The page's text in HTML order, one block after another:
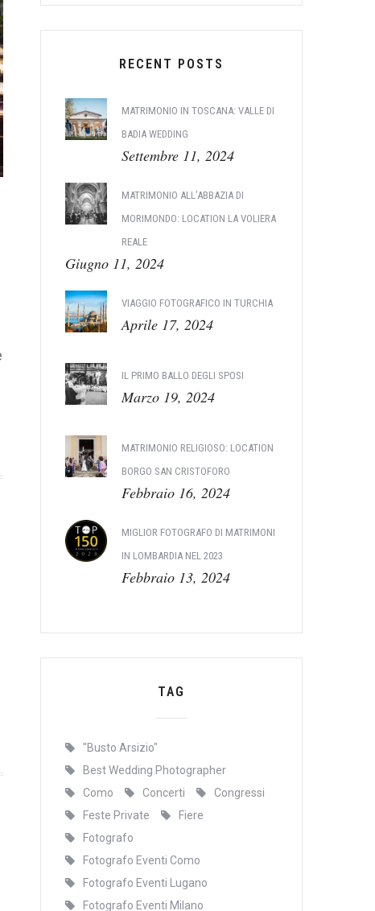
RECENT POSTS
MATRIMONIO IN TOSCANA: VALLE DI
BADIA WEDDING
Settembre 11, 2024
MATRIMONIO ALL’ABBAZIA DI
MORIMONDO: LOCATION LA VOLIERA
REALE
Giugno 11, 2024
VIAGGIO FOTOGRAFICO IN TURCHIA
Aprile 17, 2024
IL PRIMO BALLO DEGLI SPOSI
Marzo 19, 2024
MATRIMONIO RELIGIOSO: LOCATION
BORGO SAN CRISTOFORO
Febbraio 16, 2024
MIGLIOR FOTOGRAFO DI MATRIMONI
IN LOMBARDIA NEL 2023
Febbraio 13, 2024
TAG
"Busto Arsizio"
Best Wedding Photographer
Como
Concerti
Congressi
Feste Private
Fiere
Fotografo
Fotografo Eventi Como
Fotografo Eventi Lugano
Fotografo Eventi Milano